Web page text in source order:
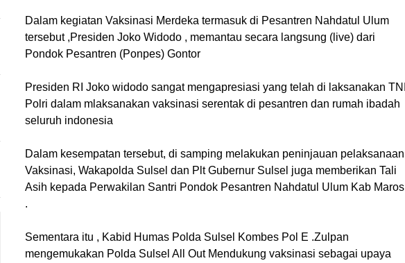
Dalam kegiatan Vaksinasi Merdeka termasuk di Pesantren Nahdatul Ulum
tersebut ,Presiden Joko Widodo , memantau secara langsung (live) dari
Pondok Pesantren (Ponpes) Gontor
Presiden RI Joko widodo sangat mengapresiasi yang telah di laksanakan TNI
Polri dalam mlaksanakan vaksinasi serentak di pesantren dan rumah ibadah
seluruh indonesia
Dalam kesempatan tersebut, di samping melakukan peninjauan pelaksanaan
Vaksinasi, Wakapolda Sulsel dan Plt Gubernur Sulsel juga memberikan Tali
Asih kepada Perwakilan Santri Pondok Pesantren Nahdatul Ulum Kab Maros
.
Sementara itu , Kabid Humas Polda Sulsel Kombes Pol E .Zulpan
mengemukakan Polda Sulsel All Out Mendukung vaksinasi sebagai upaya